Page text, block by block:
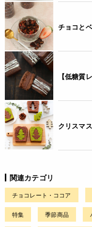
チョコと
【低糖質
クリスマ
関連カテゴリ
チョコレート・ココア
特集 季節商品